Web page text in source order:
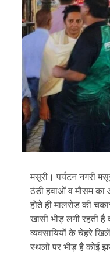
मसूरी। पर्यटन नगरी
ठंडी हवाओं व मौसम का
होते ही मालरोड की
खासी भीड़ लगी रहती
व्यवसायियों के चेहरे
स्थलों पर भीड़ है कोई